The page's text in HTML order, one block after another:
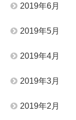
2019年6月
2019年5月
2019年4月
2019年3月
2019年2月